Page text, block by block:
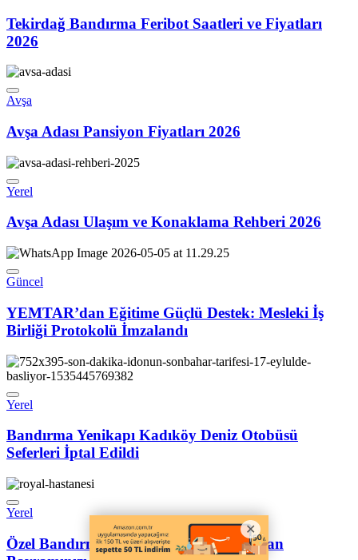
Tekirdağ Bandırma Feribot Saatleri ve Fiyatları
2026
Avşa
Avşa Adası Pansiyon Fiyatları 2026
Yerel
Avşa Adası Ulaşım ve Konaklama Rehberi 2026
Güncel
YEMTAR’dan Eğitime Güçlü Destek: Mesleki İş
Birliği Protokolü İmzalandı
Yerel
Bandırma Yenikapı Kadıköy Deniz Otobüsü
Seferleri İptal Edildi
Yerel
Özel Bandırma Royal Hastanesi Ramazan